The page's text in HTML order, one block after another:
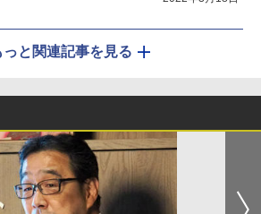
っと関連記事を見る